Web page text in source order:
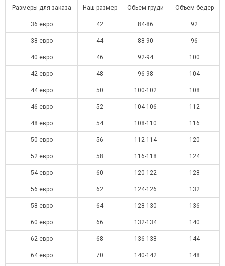
Размеры для заказа Наш размер Обьем груди Объем бедер
36 евро 42 84-86 92
38 евро 44 88-90 96
40 евро 46 92-94 100
42 евро 48 96-98 104
44 евро 50 100-102 108
46 евро 52 104-106 112
48 евро 54 108-110 116
50 евро 56 112-114 120
52 евро 58 116-118 124
54 евро 60 120-122 128
56 евро 62 124-126 132
58 евро 64 128-130 136
60 евро 66 132-134 140
62 евро 68 136-138 144
64 евро 70 140-142 148